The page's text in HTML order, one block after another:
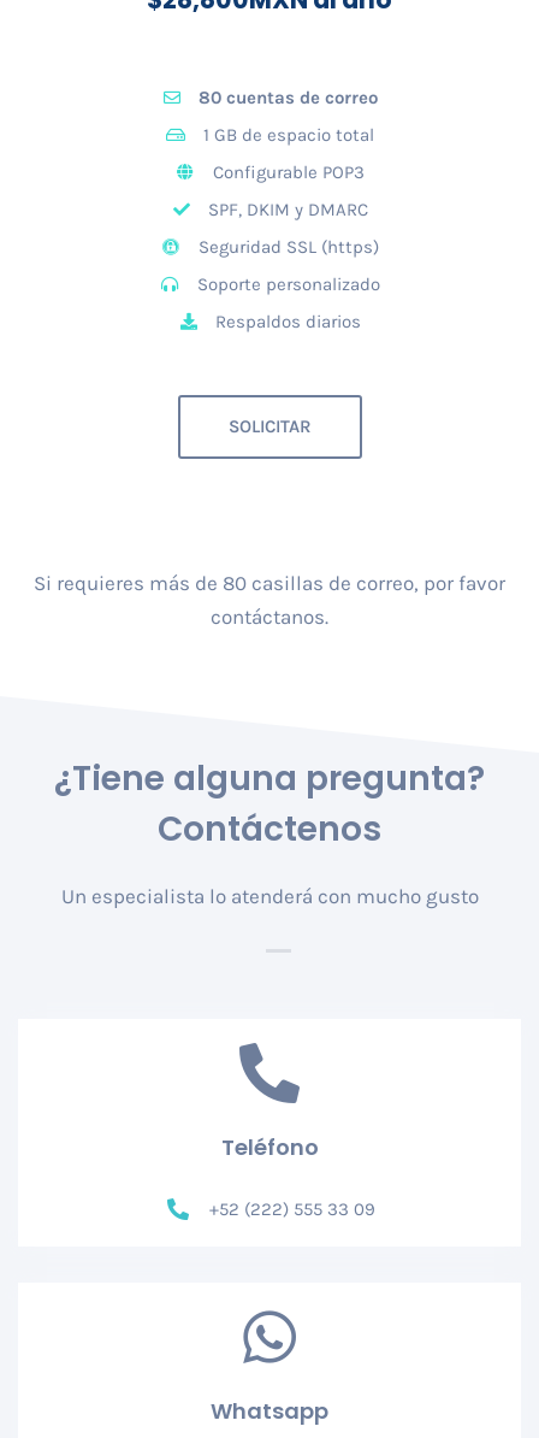
80 cuentas de correo
1 GB de espacio total
Configurable POP3
SPF, DKIM y DMARC
Seguridad SSL (https)
Soporte personalizado
Respaldos diarios
SOLICITAR
Si requieres más de 80 casillas de correo, por favor
contáctanos.
¿Tiene alguna pregunta?
Contáctenos
Un especialista lo atenderá con mucho gusto
Teléfono
+52 (222) 555 33 09
Whatsapp